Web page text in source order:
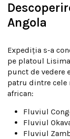
Angola
Expediția s-a
pe platoul
punct de vedere
patru dintre
african:
Fluviul
Fluviul
Fluviul